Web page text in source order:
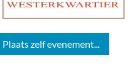
Plaats zelf evenement...